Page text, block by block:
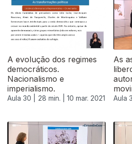
A evolução dos regimes
democráticos.
Nacionalismo e
imperialismo.
Aula 30 | 28 min. | 10 mar. 2021
As
Aula